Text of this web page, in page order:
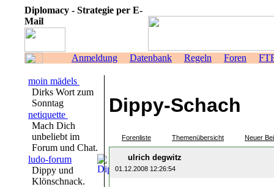
Diplomacy - Strategie per E-
Mail
Anmeldung Datenbank Regeln Foren
moin mädels
Dirks Wort zum
Sonntag
netiquette
Mach Dich
unbeliebt im
Forum und Chat.
ludo-forum
Dippy und
Klönschnack.
Dippy-Schach
Forenliste Themenübersicht Neuer
ulrich degwitz
01.12.2008 12:26:54